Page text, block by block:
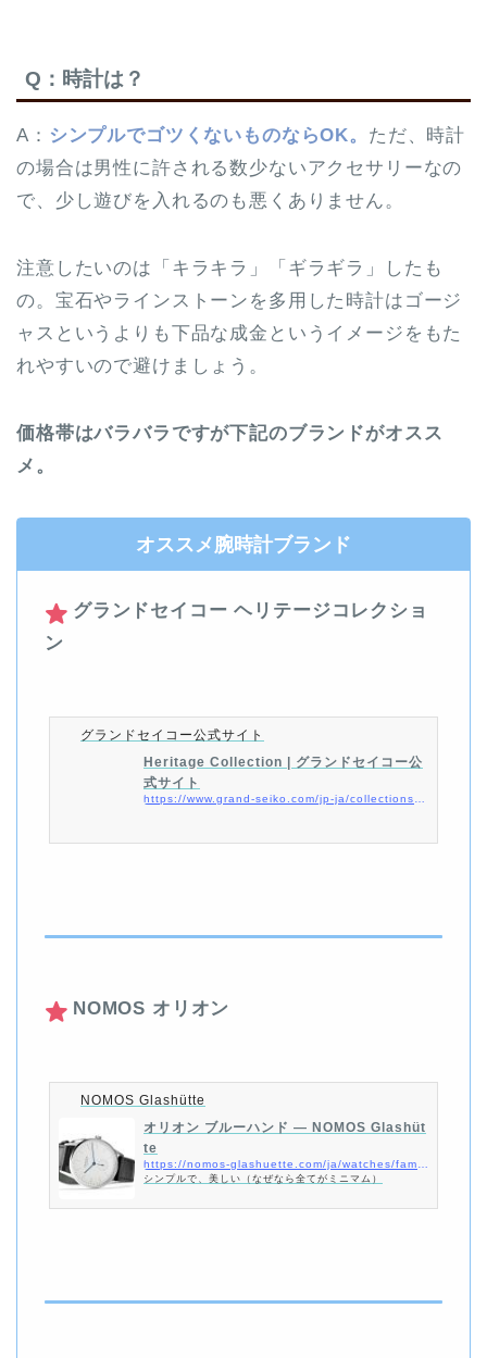
Q：時計は？
A： シンプルでゴツくないものならOK。 ただ、時計
の場合は男性に許される数少ないアクセサリーなの
で、少し遊びを入れるのも悪くありません。
注意したいのは「キラキラ」「ギラギラ」したも
の。宝石やラインストーンを多用した時計はゴージ
ャスというよりも下品な成金というイメージをもた
れやすいので避けましょう。
価格帯はバラバラですが下記のブランドがオスス
メ。
オススメ腕時計ブランド
グランドセイコー ヘリテージコレクショ
ン
グランドセイコー公式サイト
Heritage Collection | グランドセイコー公
式サイト
NOMOS オリオン
NOMOS Glashütte
オリオン ブルーハンド — NOMOS Glashüt
te
シンプルで、美しい（なぜなら全てがミニマム）